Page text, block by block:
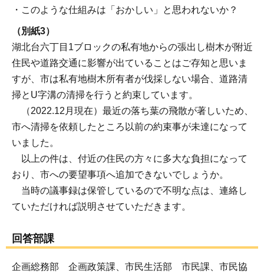
・このような仕組みは「おかしい」と思われないか？
（別紙3）
湖北台六丁目1ブロックの私有地からの張出し樹木が附近
住民や道路交通に影響が出ていることはご存知と思いま
すが、市は私有地樹木所有者が伐採しない場合、道路清
掃とU字溝の清掃を行うと約束しています。
（2022.12月現在）最近の落ち葉の飛散が著しいため、
市へ清掃を依頼したところ以前の約束事が未達になって
いました。
以上の件は、付近の住民の方々に多大な負担になって
おり、市への要望事項へ追加できないでしょうか。
当時の議事録は保管しているので不明な点は、連絡し
ていただければ説明させていただきます。
回答部課
企画総務部 企画政策課、市民生活部 市民課、市民協